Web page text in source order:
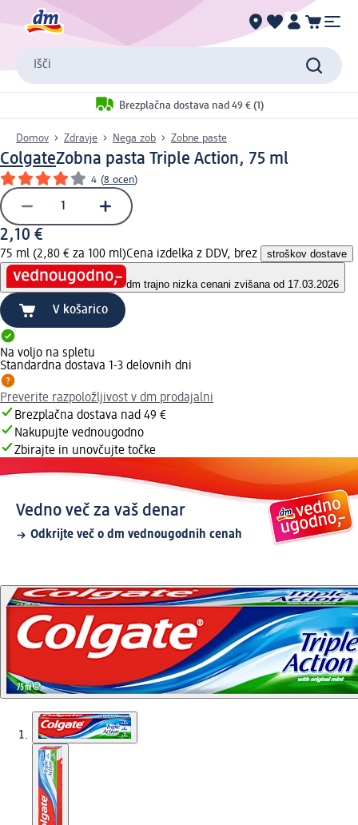
Išči
Brezplačna dostava nad 49 € (1)
Domov Zdravje Nega zob Zobne paste
ColgateZobna pasta Triple Action, 75 ml
4 (8 ocen)
2,10 €
75 ml (2,80 € za 100 ml)Cena izdelka z DDV, brez stroškov dostave
dm trajno nizka cenani zvišana od 17.03.2026
V košarico
Na voljo na spletu
Standardna dostava 1-3 delovnih dni
Preverite razpoložljivost v dm prodajalni
Brezplačna dostava nad 49 €
Nakupujte vednougodno
Zbirajte in unovčujte točke
Vedno več za vaš denar
Odkrijte več o dm vednougodnih cenah